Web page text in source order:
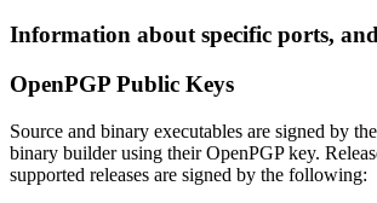
Information about specific ports,
OpenPGP Public Keys
Source and binary executables are signed by
binary builder using their OpenPGP key.
supported releases are signed by the following: